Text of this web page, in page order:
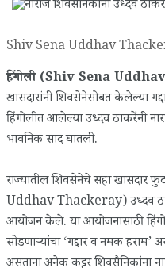
Shiv Sena Uddhav
हिंगोली (Shiv Sena
खासदारांनी शिवसेनेसोबत केलेल्या
हिंगोलीत आलेल्या उध्दव ठाकरेंनी
भावनिक साद घातली.
राज्यातील शिवसेनेचे सहा खासदार
Uddhav Thackeray) उध्दव
आयोजन केले. या आयोजनासाठी
सोडणार्‍यांचा ‘गद्दार व नमक